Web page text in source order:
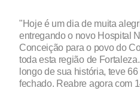
"Hoje é um dia de muita
entregando o novo Hospital
Conceição para o povo do
toda esta região de
longo de sua história, teve
fechado. Reabre agora com